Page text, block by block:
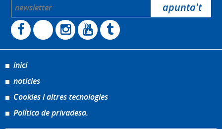
inici
noticies
Cookies i altres tecnologies
Política de privadesa.